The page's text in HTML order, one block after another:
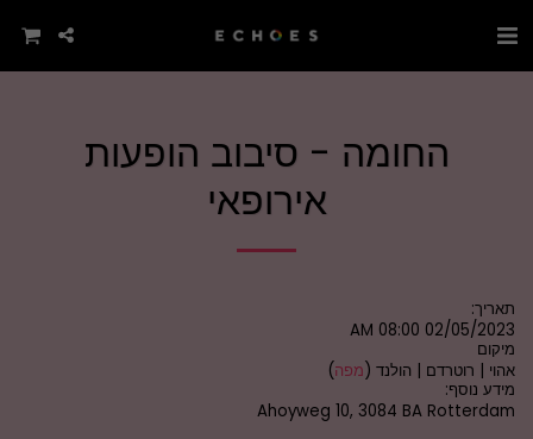
החומה - סיבוב הופעות
אירופאי
תאריך:
02/05/2023 08:00 AM
מיקום
אהוי | רוטרדם | הולנד (מפה)
מידע נוסף:
Ahoyweg 10, 3084 BA Rotterdam